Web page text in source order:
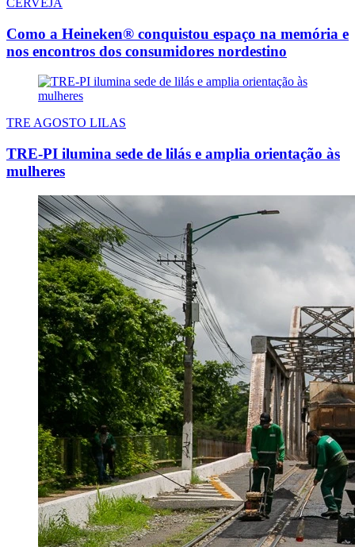
CERVEJA
Como a Heineken® conquistou espaço na memória e
nos encontros dos consumidores nordestino
TRE AGOSTO LILAS
TRE-PI ilumina sede de lilás e amplia orientação às
mulheres